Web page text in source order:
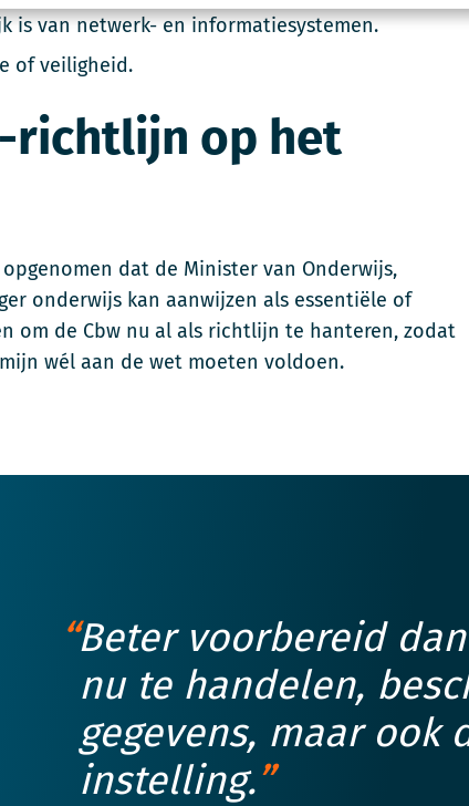
is van netwerk- en informatiesystemen.
of veiligheid.
richtlijn op het
opgenomen dat de Minister van Onderwijs,
onderwijs kan aanwijzen als essentiële of
om de Cbw nu al als richtlijn te hanteren, zodat
wél aan de wet moeten voldoen.
Beter voorbereid
nu te handelen,
gegevens, maar ook
instelling.